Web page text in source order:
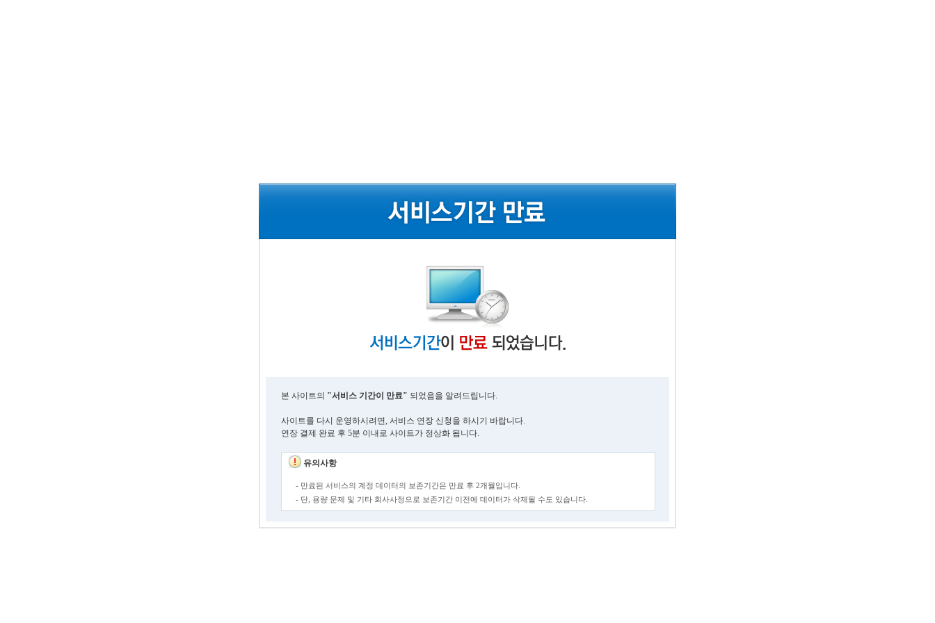
본 사이트의 "서비스 기간이 만료" 되었음을 알려드립니다.
사이트를 다시 운영하시려면, 서비스 연장 신청을 하시기 바랍니다.
연장 결제 완료 후 5분 이내로 사이트가 정상화 됩니다.
유의사항
- 만료된 서비스의 계정 데이터의 보존기간은 만료 후 2개월입니다.
- 단, 용량 문제 및 기타 회사사정으로 보존기간 이전에 데이터가 삭제될 수도 있습니다.